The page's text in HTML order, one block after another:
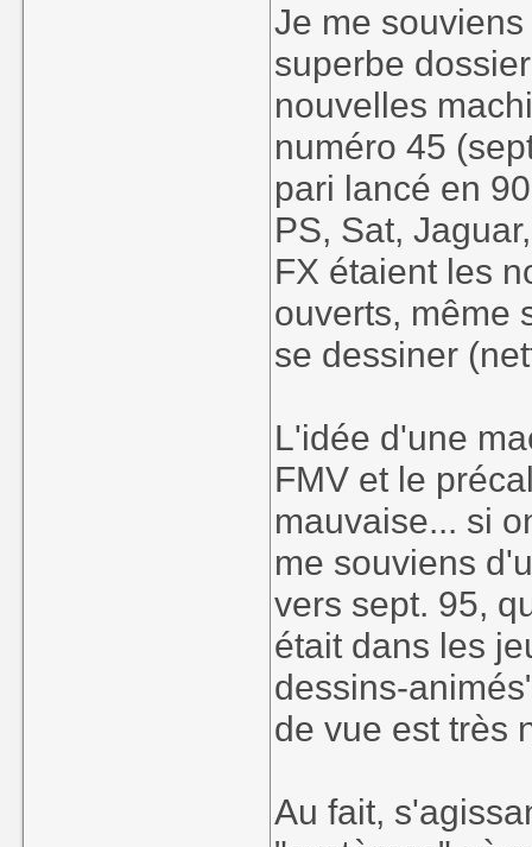
Je me
superbe
nouvelles
numéro 45
pari lancé en
PS, Sat,
FX étaient les
ouverts, même
se dessiner
L'idée d'une
FMV et le
mauvaise... si
me souviens
vers sept. 95,
était dans les
dessins-
de vue est très
Au fait,